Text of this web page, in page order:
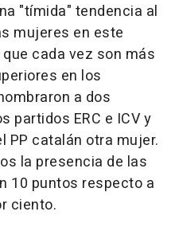
"tímida" tendencia al
mujeres en este
cada vez son más
en los
a dos
partidos ERC e ICV y
PP catalán otra mujer.
la presencia de las
10 puntos respecto a
ciento.